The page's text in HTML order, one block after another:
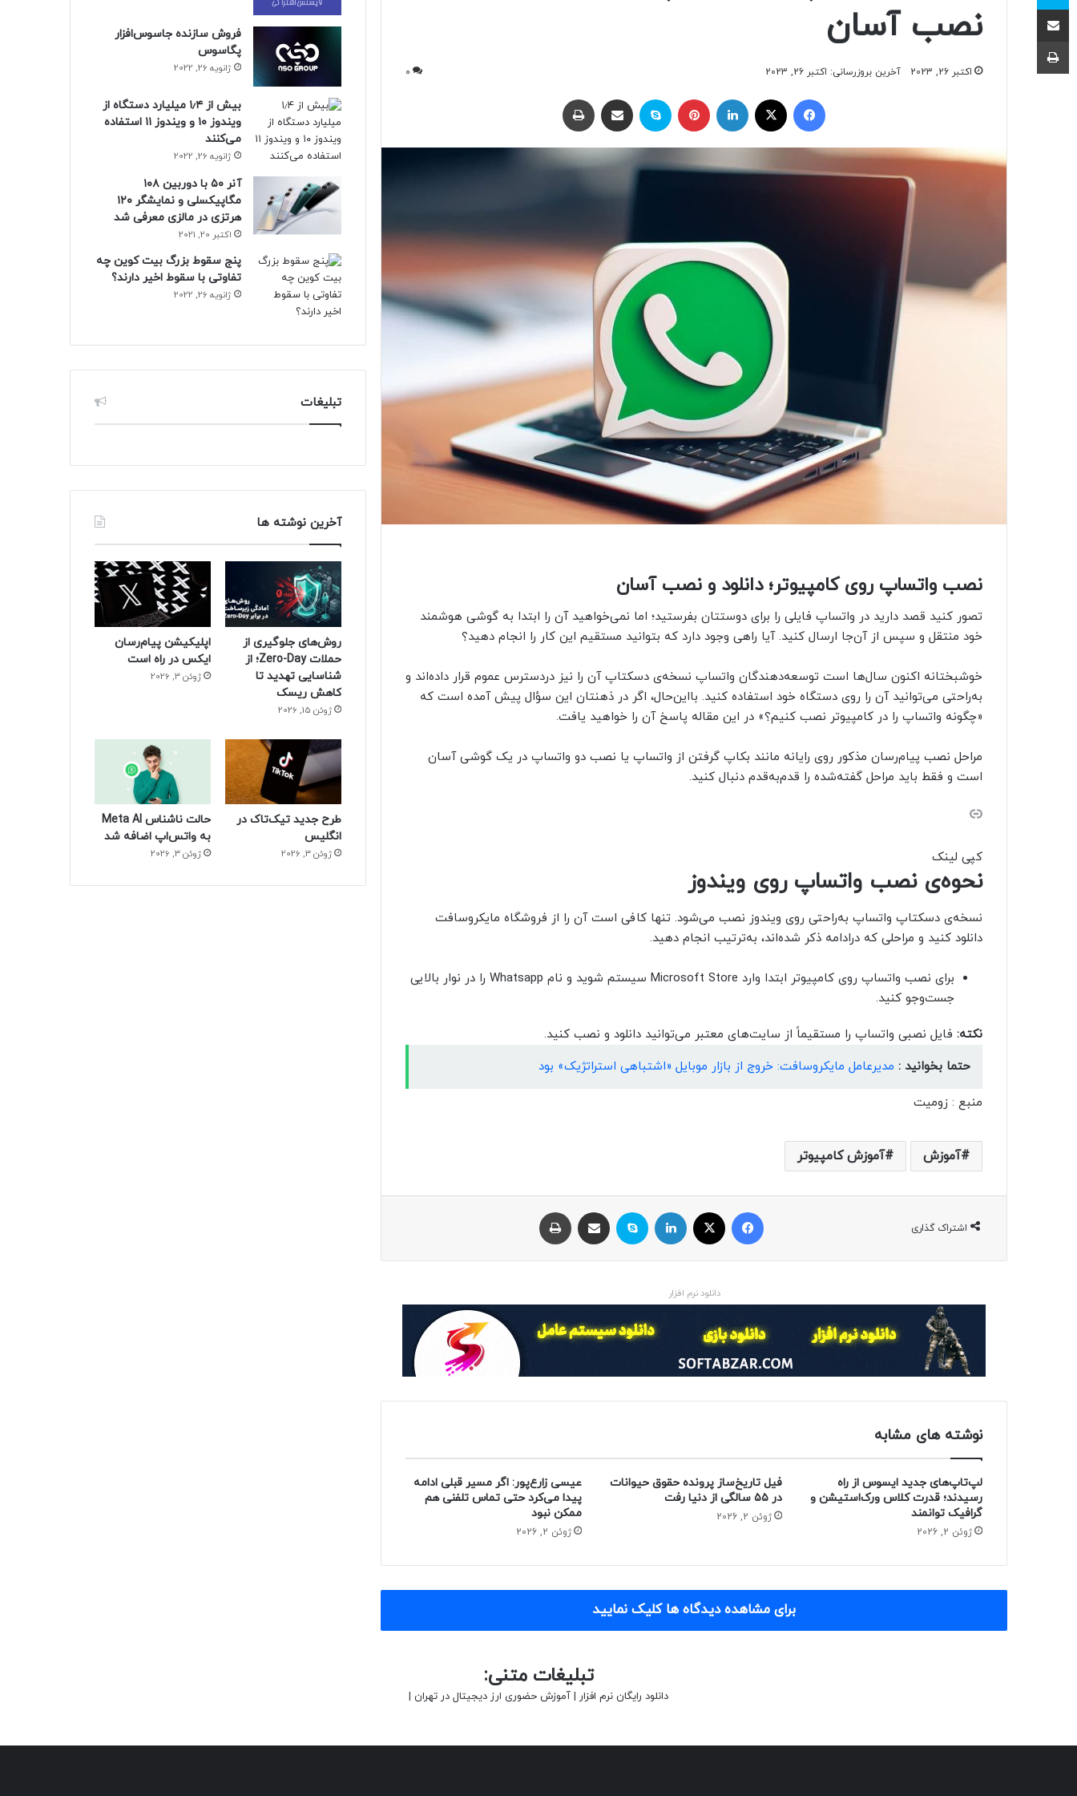
نصب آسان
اکتبر 26, 2023 آخرین بروزرسانی: اکتبر 26, 2023 0
ایکس
نصب واتساپ روی کامپیوتر؛ دانلود و نصب آسان
تصور کنید قصد دارید در واتساپ فایلی را برای دوستتان بفرستید؛ اما نمی‌خواهید آن را ابتدا به گوشی هوشمند
خود منتقل و سپس از آن‌جا ارسال کنید. آیا راهی وجود دارد که بتوانید مستقیم این کار را انجام دهید؟
خوشبختانه اکنون سال‌ها است توسعه‌دهندگان واتساپ نسخه‌ی دسکتاپ آن را نیز دردسترس عموم قرار داده‌اند و
به‌راحتی می‌توانید آن را روی دستگاه خود استفاده کنید. بااین‌حال، اگر در ذهنتان این سؤال پیش آمده است که
«چگونه واتساپ را در کامپیوتر نصب کنیم؟» در این مقاله پاسخ آن را خواهید یافت.
مراحل نصب پیام‌رسان مذکور روی رایانه مانند بکاپ گرفتن از واتساپ یا نصب دو واتساپ در یک گوشی آسان‌
است و فقط باید مراحل گفته‌شده را قدم‌به‌قدم دنبال کنید.
کپی لینک
نحوه‌ی نصب واتساپ روی ویندوز
نسخه‌ی دسکتاپ واتساپ به‌راحتی روی ویندوز نصب می‌شود. تنها کافی است آن را از فروشگاه مایکروسافت
دانلود کنید و مراحلی که در‌ادامه ذکر شده‌اند، به‌ترتیب انجام دهید.
برای نصب واتساپ روی کامپیوتر ابتدا وارد Microsoft Store سیستم شوید و نام Whatsapp را در نوار بالایی
جست‌وجو کنید.
نکته: فایل نصبی واتساپ را مستقیماً از سایت‌های معتبر می‌توانید دانلود و نصب کنید.
حتما بخوانید : مدیرعامل مایکروسافت: خروج از بازار موبایل «اشتباهی استراتژیک» بود
منبع : زومیت
آموزش آموزش کامپیوتر
اشتراک گذاری
ایکس
دانلود نرم افزار
نوشته های مشابه
لپ‌تاپ‌های جدید ایسوس از راه
رسیدند؛ قدرت کلاس ورک‌استیشن و
گرافیک توانمند
ژوئن 2, 2026
فیل تاریخ‌ساز پرونده حقوق حیوانات
در ۵۵ سالگی از دنیا رفت
ژوئن 2, 2026
عیسی زارع‌پور: اگر مسیر قبلی ادامه
پیدا می‌کرد حتی تماس تلفنی هم
ممکن نبود
ژوئن 2, 2026
برای مشاهده دیدگاه ها کلیک نمایید
فروش سازنده جاسوس‌افزار
پگاسوس
ژانویه 26, 2022
بیش از ۱٫۴ میلیارد دستگاه از
ویندوز ۱۰ و ویندوز ۱۱ استفاده
می‌کنند
ژانویه 26, 2022
آنر ۵۰ با دوربین ۱۰۸
مگاپیکسلی و نمایشگر ۱۲۰
هرتزی در مالزی معرفی شد
اکتبر 20, 2021
پنج سقوط بزرگ بیت کوین چه
تفاوتی با سقوط اخیر دارند؟
ژانویه 26, 2022
تبلیغات
آخرین نوشته ها
روش‌های جلوگیری از
حملات Zero-Day؛ از
شناسایی تهدید تا
کاهش ریسک
ژوئن 15, 2026
اپلیکیشن پیام‌رسان
ایکس در راه است
ژوئن 3, 2026
طرح جدید تیک‌تاک در
انگلیس
ژوئن 3, 2026
حالت ناشناس Meta AI
به واتس‌اپ اضافه شد
ژوئن 3, 2026
تبلیغات متنی:
دانلود رایگان نرم افزار | آموزش حضوری ارز دیجیتال در تهران |